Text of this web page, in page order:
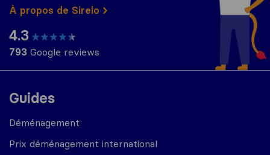
Guides
Déménagement
Prix déménagement international
À propos de Sirelo
4.3
793 Google reviews